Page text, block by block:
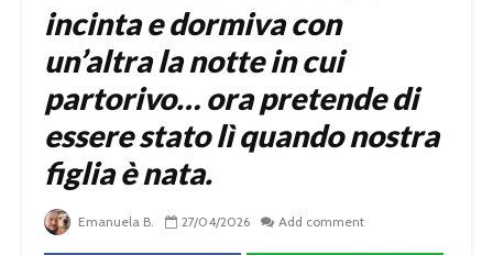
incinta e dormiva con
un’altra la notte in cui
partorivo… ora pretende di
essere stato lì quando nostra
figlia è nata.
Emanuela B. 27/04/2026 Add comment